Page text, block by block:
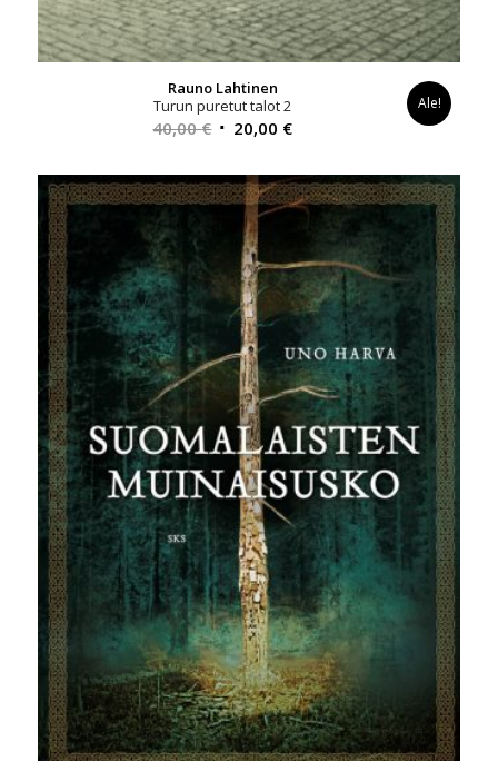
Rauno Lahtinen
Turun puretut talot 2
40,00€ Alkuperäinen
oli:
40,00 €.
20,00 €Nykyinen
on:
20,00 €.
Ale!